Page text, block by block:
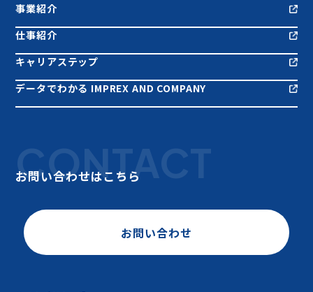
事業紹介
仕事紹介
キャリアステップ
データでわかる IMPREX AND COMPANY
CONTACT
お問い合わせはこちら
お問い合わせ